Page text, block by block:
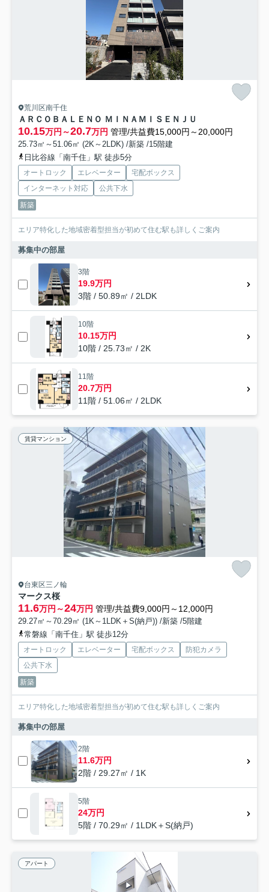
荒川区南千住
ＡＲＣＯＢＡＬＥＮＯ ＭＩＮＡＭＩＳＥＮＪＵ
10.15万円～20.7万円 管理/共益費15,000円～20,000円
25.73㎡～51.06㎡ (2K～2LDK) /新築 /15階建
日比谷線「南千住」駅 徒歩5分
オートロック エレベーター
宅配ボックス
インターネット対応
公共下水
新築
エリア特化した地域密着型担当が初めて住む駅も詳しくご案内
募集中の部屋
3階
19.9万円
3階 / 50.89㎡ / 2LDK
10階
10.15万円
10階 / 25.73㎡ / 2K
11階
20.7万円
11階 / 51.06㎡ / 2LDK
賃貸マンション
台東区三ノ輪
マークス桜
11.6万円～24万円 管理/共益費9,000円～12,000円
29.27㎡～70.29㎡ (1K～1LDK＋S(納戸)) /新築 /5階建
常磐線「南千住」駅 徒歩12分
オートロック エレベーター 宅配ボックス
防犯カメラ
公共下水
新築
エリア特化した地域密着型担当が初めて住む駅も詳しくご案内
募集中の部屋
2階
11.6万円
2階 / 29.27㎡ / 1K
5階
24万円
5階 / 70.29㎡ / 1LDK＋S(納戸)
アパート